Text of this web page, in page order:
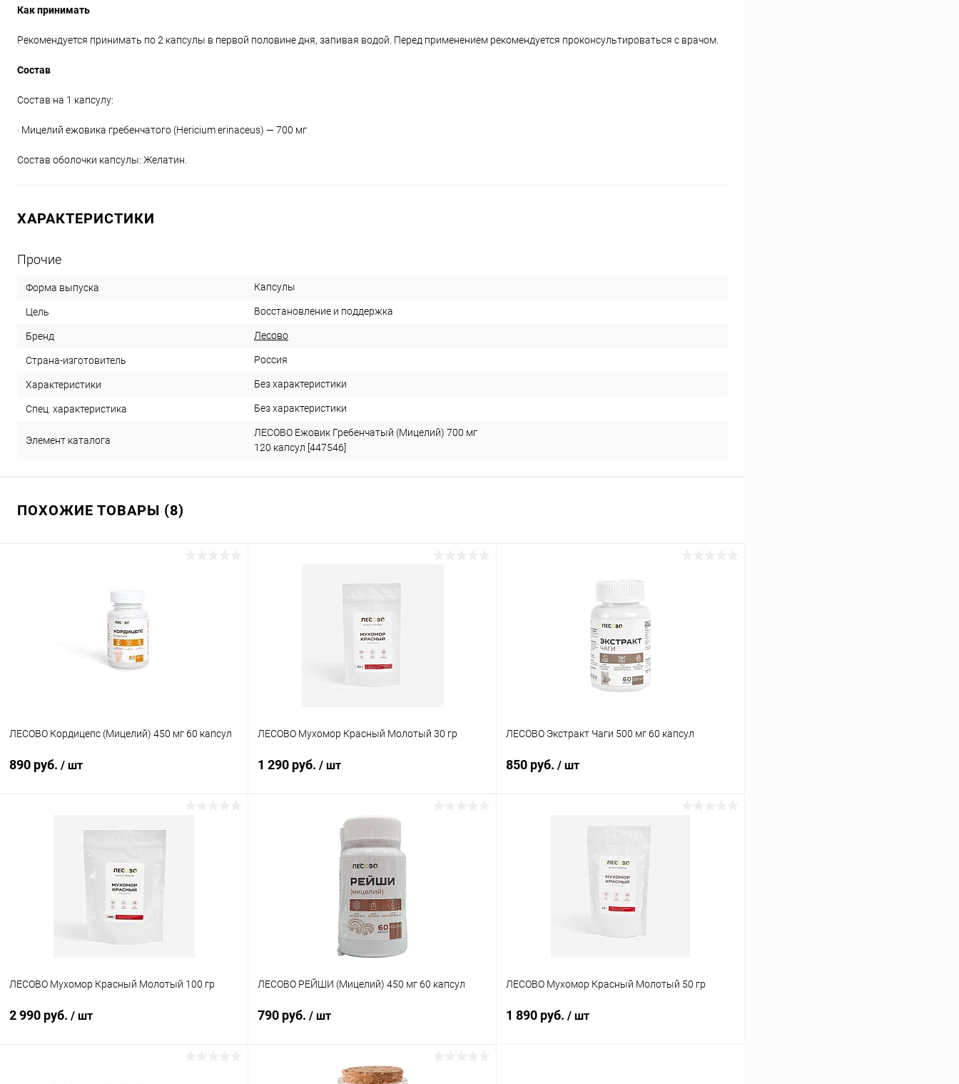
Как принимать
Рекомендуется принимать по 2 капсулы в первой половине дня, запивая водой. Перед применением рекомендуется проконсультироваться с врачом.
Состав
Состав на 1 капсулу:
· Мицелий ежовика гребенчатого (Hericium erinaceus) — 700 мг
Состав оболочки капсулы: Желатин.
ХАРАКТЕРИСТИКИ
Прочие
Форма выпуска Капсулы
Цель Восстановление и поддержка
Бренд Лесово
Страна-изготовитель Россия
Характеристики Без характеристики
Спец. характеристика Без характеристики
Элемент каталога
ЛЕСОВО Ежовик Гребенчатый (Мицелий) 700 мг
120 капсул [447546]
ПОХОЖИЕ ТОВАРЫ (8)
ЛЕСОВО Кордицепс (Мицелий) 450 мг 60 капсул
890 руб. / шт
ЛЕСОВО Мухомор Красный Молотый 30 гр
1 290 руб. / шт
В корзину
Сравнение
ЛЕСОВО Экстракт Чаги 500 мг 60 капсул
850 руб. / шт
В корзину
ЛЕСОВО Мухомор Красный Молотый 100 гр
2 990 руб. / шт
ЛЕСОВО РЕЙШИ (Мицелий) 450 мг 60 капсул
790 руб. / шт
В корзину
ЛЕСОВО Мухомор Красный Молотый 50 гр
1 890 руб. / шт